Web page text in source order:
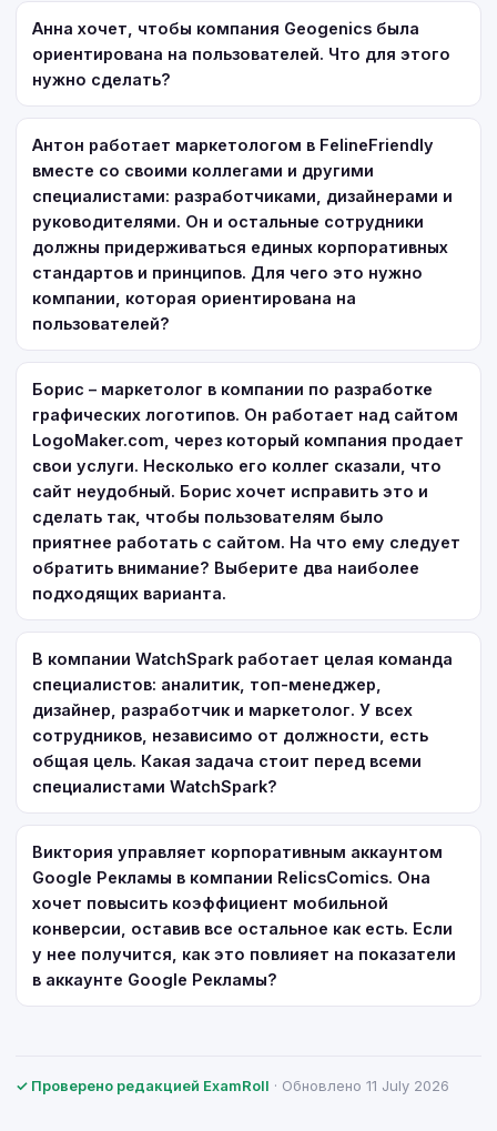
Анна хочет, чтобы компания Geogenics была
ориентирована на пользователей. Что для этого
нужно сделать?
Антон работает маркетологом в FelineFriendly
вместе со своими коллегами и другими
специалистами: разработчиками, дизайнерами и
руководителями. Он и остальные сотрудники
должны придерживаться единых корпоративных
стандартов и принципов. Для чего это нужно
компании, которая ориентирована на
пользователей?
Борис – маркетолог в компании по разработке
графических логотипов. Он работает над сайтом
LogoMaker.com, через который компания продает
свои услуги. Несколько его коллег сказали, что
сайт неудобный. Борис хочет исправить это и
сделать так, чтобы пользователям было
приятнее работать с сайтом. На что ему следует
обратить внимание? Выберите два наиболее
подходящих варианта.
В компании WatchSpark работает целая команда
специалистов: аналитик, топ-менеджер,
дизайнер, разработчик и маркетолог. У всех
сотрудников, независимо от должности, есть
общая цель. Какая задача стоит перед всеми
специалистами WatchSpark?
Виктория управляет корпоративным аккаунтом
Google Рекламы в компании RelicsComics. Она
хочет повысить коэффициент мобильной
конверсии, оставив все остальное как есть. Если
у нее получится, как это повлияет на показатели
в аккаунте Google Рекламы?
✓ Проверено редакцией ExamRoll · Обновлено 11 July 2026